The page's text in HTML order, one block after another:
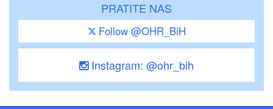
PRATITE NAS
Follow @OHR_BiH
Instagram: @ohr_bih